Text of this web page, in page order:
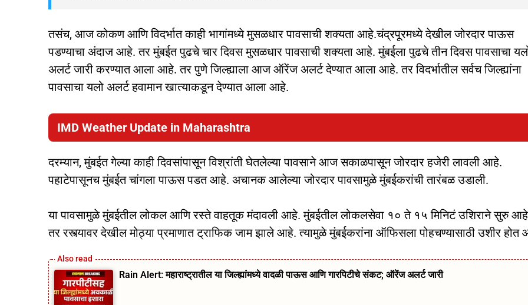
तसंच, आज कोकण आणि विदर्भात काही भागांमध्ये मुसळधार पावसाची शक्यता आहे.चंद्रपूरमध्ये देखील जोरदार पाऊस
पडण्याचा अंदाज आहे. तर मुंबईत पुढचे चार दिवस मुसळधार पावसाची शक्यता आहे. मुंबईला पुढचे तीन दिवस पावसाचा
अलर्ट जारी करण्यात आला आहे. तर पुणे जिल्ह्याला आज ऑरेंज अलर्ट देण्यात आला आहे. तर विदर्भातील सर्वच जिल्ह्यांना
पावसाचा यलो अलर्ट हवामान खात्याकडून देण्यात आला आहे.
IMD Weather Update in Maharashtra
दरम्यान, मुंबईत गेल्या काही दिवसांपासून विश्रांती घेतलेल्या पावसाने आज सकाळपासून जोरदार हजेरी लावली आहे.
पहाटेपासूनच मुंबईत चांगला पाऊस पडत आहे. अचानक आलेल्या जोरदार पावसामुळे मुंबईकरांची तारंबळ उडाली.
या पावसामुळे मुंबईतील लोकल आणि रस्ते वाहतूक मंदावली आहे. मुंबईतील लोकलसेवा १० ते १५ मिनिटं उशिराने सुरु
तर रस्त्यावर देखील मोठ्या प्रमाणात ट्राफिक जाम झाले आहे. त्यामुळे मुंबईकरांना ऑफिसला पोहचण्यासाठी उशीर होत
Rain Alert: महाराष्ट्रातील या जिल्ह्यांमध्ये वादळी पाऊस आणि गारपिटीचे संकट; ऑरेंज अलर्ट जारी